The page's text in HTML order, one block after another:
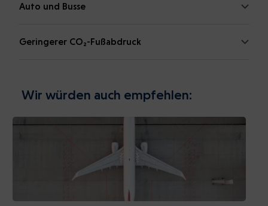
Auto und Busse
Geringerer CO₂-Fußabdruck
Wir würden auch empfehlen: